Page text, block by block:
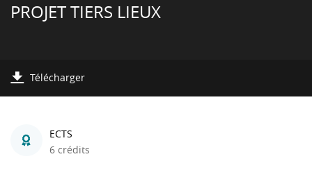
PROJET TIERS LIEUX
Télécharger
ECTS
6 crédits